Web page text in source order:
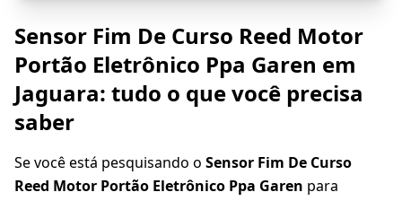
Sensor Fim De Curso Reed Motor
Portão Eletrônico Ppa Garen em
Jaguara: tudo o que você precisa
saber
Se você está pesquisando o Sensor Fim De Curso
Reed Motor Portão Eletrônico Ppa Garen para